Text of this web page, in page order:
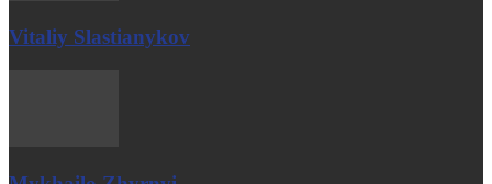
Vitaliy Slastianykov